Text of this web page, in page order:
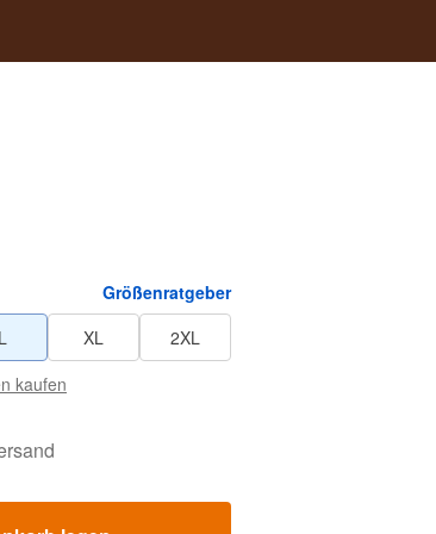
Größenratgeber
L XL
2XL
kaufen